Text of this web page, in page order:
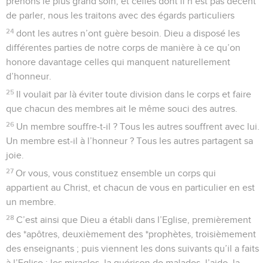
de parler, nous les traitons avec des égards particuliers
24 dont les autres n’ont guère besoin. Dieu a disposé les
différentes parties de notre corps de manière à ce qu’on
honore davantage celles qui manquent naturellement
d’honneur.
25 Il voulait par là éviter toute division dans le corps et faire
que chacun des membres ait le même souci des autres.
26 Un membre souffre-t-il ? Tous les autres souffrent avec lui.
Un membre est-il à l’honneur ? Tous les autres partagent sa
joie.
27 Or vous, vous constituez ensemble un corps qui
appartient au Christ, et chacun de vous en particulier en est
un membre.
28 C’est ainsi que Dieu a établi dans l’Eglise, premièrement
des *apôtres, deuxièmement des *prophètes, troisièmement
des enseignants ; puis viennent les dons suivants qu’il a faits